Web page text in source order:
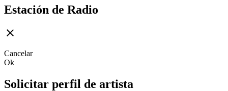
Estación de Radio
Cancelar
Ok
Solicitar perfil de artista